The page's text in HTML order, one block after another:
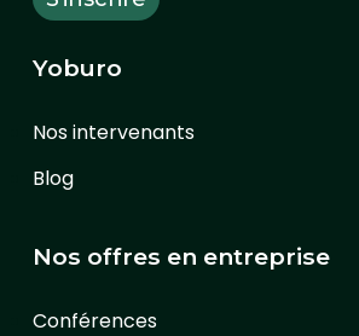
Yoburo
Nos intervenants
Blog
Nos offres en entreprise
Conférences